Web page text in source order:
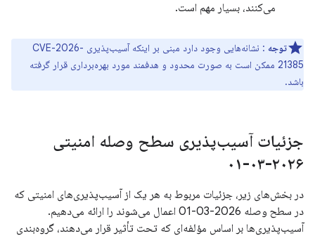
می‌کنند، بسیار مهم است.
توجه
: نشانه‌هایی وجود دارد مبنی بر اینکه آسیب‌پذیری CVE-2026-
21385 ممکن است به صورت محدود و هدفمند مورد بهره‌برداری قرار گرفته
باشد.
جزئیات آسیب‌پذیری سطح وصله امنیتی
۲۰۲۶-۰۳-۰۱
در بخش‌های زیر، جزئیات مربوط به هر یک از آسیب‌پذیری‌های امنیتی که
در سطح وصله 2026-03-01 اعمال می‌شوند را ارائه می‌دهیم.
آسیب‌پذیری‌ها بر اساس مؤلفه‌ای که تحت تأثیر قرار می‌دهند، گروه‌بندی